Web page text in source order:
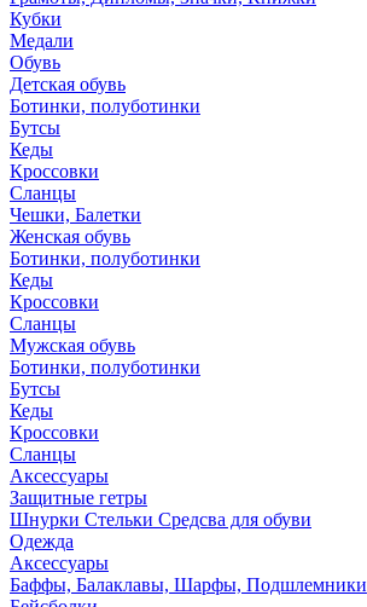
Кубки
Медали
Обувь
Детская обувь
Ботинки, полуботинки
Бутсы
Кеды
Кроссовки
Сланцы
Чешки, Балетки
Женская обувь
Ботинки, полуботинки
Кеды
Кроссовки
Сланцы
Мужская обувь
Ботинки, полуботинки
Бутсы
Кеды
Кроссовки
Сланцы
Аксессуары
Защитные гетры
Шнурки Стельки Средсва для обуви
Одежда
Аксессуары
Баффы, Балаклавы, Шарфы, Подшлемники